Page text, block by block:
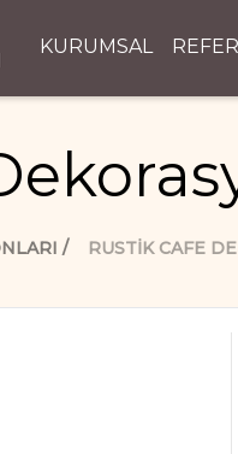
KURUMSAL
RUSTIK CAFE